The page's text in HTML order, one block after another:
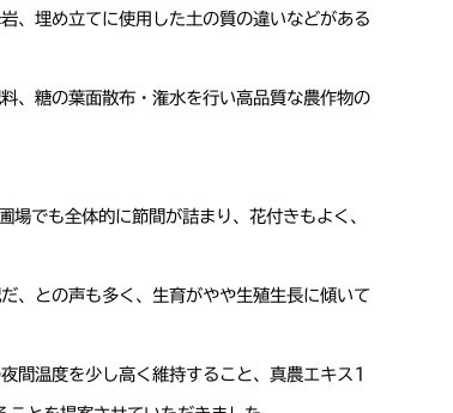
、埋め立てに使用した土の質の違いなどがある
、糖の葉面散布・潅水を行い高品質な農作物の
でも全体的に節間が詰まり、花付きもよく、
、との声も多く、生育がやや生殖生長に傾いて
間温度を少し高く維持すること、真農エキス1